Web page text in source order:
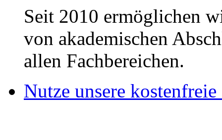
Seit 2010 ermöglichen
von akademischen
allen Fachbereichen.
Nutze unsere